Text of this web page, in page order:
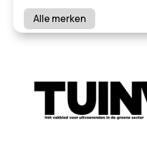
Alle merken